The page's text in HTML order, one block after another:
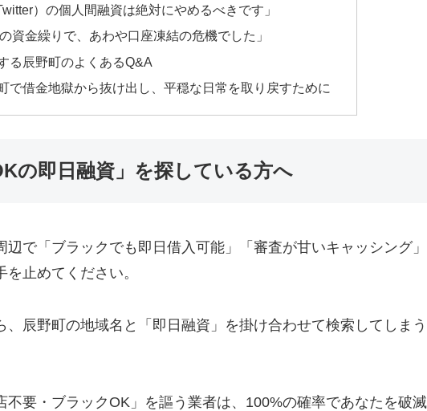
）の個人間融資は絶対にやめるべきです」
資金繰りで、あわや口座凍結の危機でした」
る辰野町のよくあるQ&A
で借金地獄から抜け出し、平穏な日常を取り戻すために
の即日融資」を探している方へ
で「ブラックでも即日借入可能」「審査が甘いキャッシング」
止めてください。
、辰野町の地域名と「即日融資」を掛け合わせて検索してしまう
不要・ブラックOK」を謳う業者は、100%の確率であなたを破滅